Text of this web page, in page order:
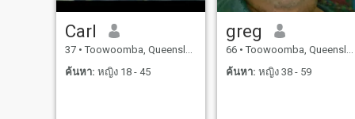
Carl
37 • Toowoomba, Queensland, ออสเตรเลีย
ค้นหา: หญิง 18 - 45
greg
66 • Toowoomba, Queensland, ออสเตรเลีย
ค้นหา: หญิง 38 - 59